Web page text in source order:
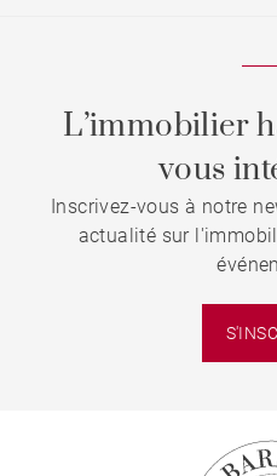
L’immobilier
vous
Inscrivez-vous à notre
actualité sur